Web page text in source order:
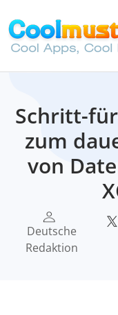
Schritt-
zum
von
Deutsche
Redaktion